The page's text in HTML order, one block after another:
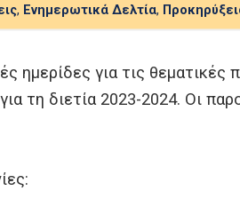
, Ενημερωτικά Δελτία,
ημερίδες για τις θεματικές
τη διετία 2023-2024. Οι